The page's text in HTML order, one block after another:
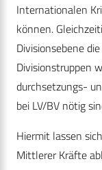
Internationalen
können.
Divisionsebene
Divisionstruppen
durchsetzungs-
bei LV/BV nötig
Hiermit lassen
Mittlerer Kräfte